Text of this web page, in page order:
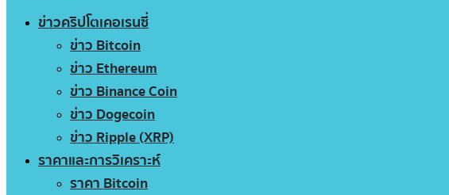
ข่าวคริปโตเคอเรนซี่
ข่าว Bitcoin
ข่าว Ethereum
ข่าว Binance Coin
ข่าว Dogecoin
ข่าว Ripple (XRP)
ราคาและการวิเคราะห์
ราคา Bitcoin